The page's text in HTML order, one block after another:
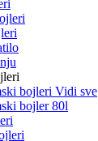
bojleri Vidi sve
bojler 80l